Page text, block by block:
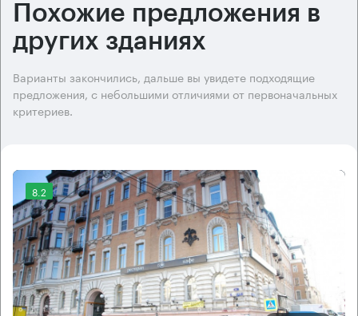
Похожие предложения в
других зданиях
Варианты закончились, дальше вы увидете подходящие
предложения, с небольшими отличиями от первоначальных
критериев.
8.2